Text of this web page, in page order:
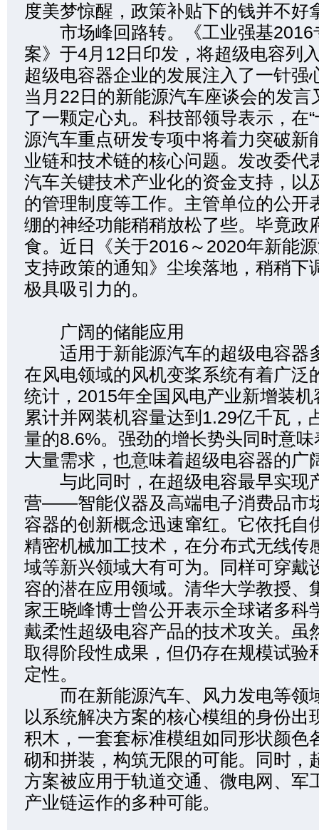
度美梦惊醒，政策补贴下的钱并不好
市场峰回路转。《工业强基2016
案》于4月12日印发，将超级电容列
超级电容器企业的发展注入了一针强
当月22日的新能源汽车座谈会的发言
了一颗定心丸。科技部领导表示，在
源汽车重点研发专项中将着力突破新
业链和技术链的核心问题。发改委代
汽车关键技术产业化的资金支持，以
的管理制度等工作。主管单位的公开
绷的神经功能稍稍放松了些。毕竟政
食。近日《关于2016～2020年新能
支持政策的通知》尘埃落地，稍稍下
极具吸引力的。
广阔的储能应用
适用于新能源汽车的超级电容器
在风电领域的风机变桨系统有着广泛
统计，2015年全国风电产业新增装
累计并网装机容量达到1.29亿千瓦，
量的8.6%。强劲的增长势头同时意
大量需求，也意味着超级电容器的广
与此同时，在超级电容最早实现
营——智能仪器及高端电子消费品市
容器的创新概念迅速窜红。它依托自
精密机械加工技术，在分布式无线传
域等新兴领域大有可为。同样可穿戴
容的潜在应用领域。清华大学教授、
家王晓峰博士曾公开表示全球诸多科
戴柔性超级电容产品的技术攻关。虽
取得阶段性成果，但仍存在规模试验
定性。
而在新能源汽车、风力发电等领
以系统解决方案的核心模组的身份出
积木，一套套标准模组如同形状颜色
砌和拼装，构筑无限的可能。同时，
方案被应用于轨道交通、微电网、军
产业链运作的多种可能。